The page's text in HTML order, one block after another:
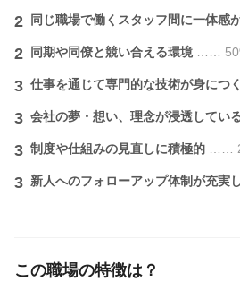
2 同じ職場で働くスタッフ間に一体感
2 同期や同僚と競い合える環境 ……
3 仕事を通じて専門的な技術が身につく
3 会社の夢・想い、理念が浸透してい
3 制度や仕組みの見直しに積極的 ……
3 新人へのフォローアップ体制が充実
この職場の特徴は？